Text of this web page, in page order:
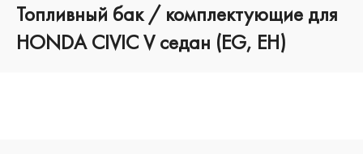
Топливный бак / комплектующие для
HONDA CIVIC V седан (EG, EH)